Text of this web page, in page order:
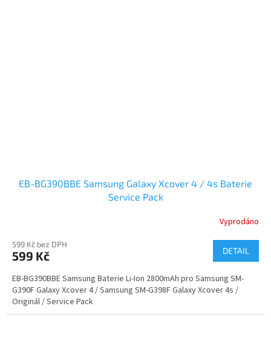
EB-BG390BBE Samsung Galaxy Xcover 4 / 4s Baterie
Service Pack
Vyprodáno
599 Kč bez DPH
599 Kč DETAIL
EB-BG390BBE Samsung Baterie Li-Ion 2800mAh pro Samsung SM-
G390F Galaxy Xcover 4 / Samsung SM-G398F Galaxy Xcover 4s /
Originál / Service Pack